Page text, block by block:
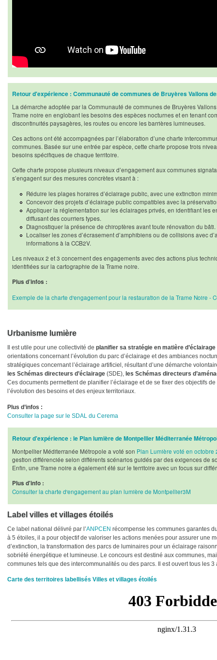
Retour d'expérience : Communauté de communes de Bruyères Vallons
La démarche adoptée par la Communauté de communes de Bruyères
Trame noire en englobant les besoins des espèces nocturnes et en tenant
discontinuités paysagères, les routes ou encore les barrières lumineuses.
Ces actions ont été accompagnées par l’élaboration d’une charte
communes. Basée sur une entrée par espèce, cette charte propose trois
besoins spécifiques de chaque territoire.
Cette charte propose plusieurs niveaux d’engagement aux communes
s’engagent sur des mesures concrètes visant à :
Réduire les plages horaires d’éclairage public, avec une extinction
Concevoir des projets d’éclairage public compatibles avec la
Appliquer la réglementation sur les éclairages privés, en identifiant les
diffusant des courriers types.
Diagnostiquer la présence de chiroptères avant toute rénovation du bâti.
Localiser les zones d’écrasement d’amphibiens ou de collisions avec
informations à la CCB2V.
Les niveaux 2 et 3 concernent des engagements avec des actions plus
identifiées sur la cartographie de la Trame noire.
Plus d’infos :
Exemple de la charte d'engagement pour la restauration de la Trame Noire -
Urbanisme lumière
Il est utile pour une collectivité de planifier sa stratégie en matière d’éclairage
orientations concernant l’évolution du parc d’éclairage et des ambiances
stratégiques concernant l’éclairage artificiel, résultant d’une démarche
les Schémas directeurs d’éclairage (SDE), les Schémas directeurs
Ces documents permettent de planifier l’éclairage et de se fixer des objectifs
l’évolution des besoins et des enjeux territoriaux.
Plus d’infos :
Consulter la page sur le SDAL du Cerema
Retour d'expérience : le Plan lumière de Montpellier Méditerranée
Montpellier Méditerranée Métropole a voté son Plan Lumière voté en octobre
gestion différenciée selon différents scénarios guidés par des exigences de
Enfin, une Trame noire a également été sur le territoire avec un focus sur
Plus d'info :
Consulter la charte d'engagement au plan lumière de Montpellier3M
Label villes et villages étoilés
Ce label national délivré par l’ANPCEN récompense les communes garantes
à 5 étoiles, il a pour objectif de valoriser les actions menées pour assurer une
d’extinction, la transformation des parcs de luminaires pour un éclairage
sobriété énergétique et lumineuse. Le concours est destiné aux communes,
communes tels que des intercommunalités ou des parcs. Il est ouvert tous les 3
Carte des territoires labellisés Villes et villages étoilés